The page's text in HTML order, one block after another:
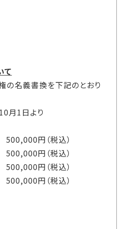
て
の名義書換を下記のとおり
10月1 日より
500,000円（税込）
500,000円（税込）
500,000円（税込）
500,000円（税込）